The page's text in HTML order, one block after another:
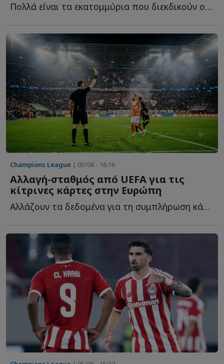
Πολλά είναι τα εκατομμύρια που διεκδικούν οι ελληνικές ο...
Champions League | 05/08 - 16:16
Αλλαγή-σταθμός από UEFA για τις
κίτρινες κάρτες στην Ευρώπη
Αλλάζουν τα δεδομένα για τη συμπλήρωση κάρτων των ποδοσφαιριστών κ...